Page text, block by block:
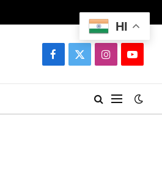
Facebook
X
Instagram
HI